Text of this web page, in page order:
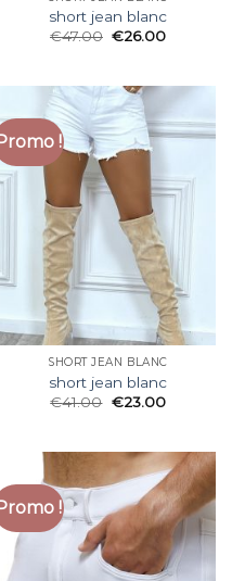
short jean blanc
€47.00 €26.00
!
SHORT JEAN BLANC
short jean blanc
€41.00 €23.00
!